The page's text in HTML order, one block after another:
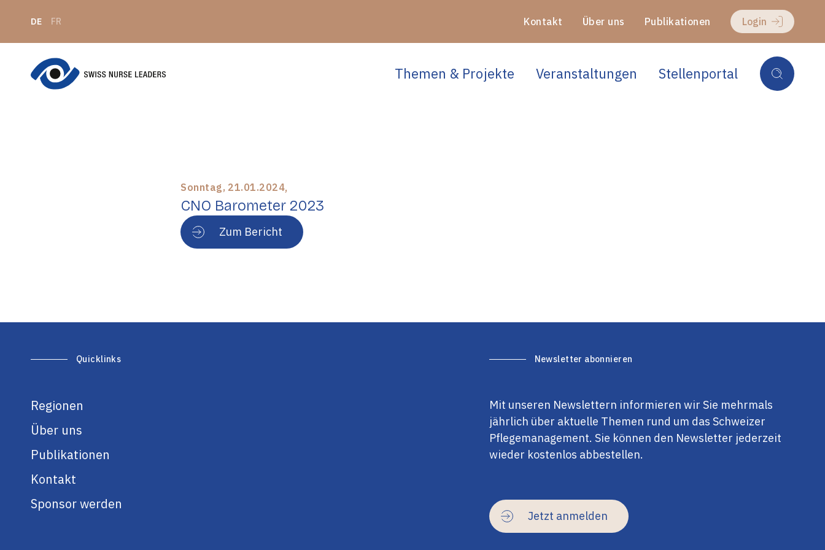
DE FR Kontakt Über uns Publikationen Login
Themen & Projekte Veranstaltungen Stellenportal
Sonntag, 21.01.2024,
CNO Barometer 2023
Zum Bericht
Quicklinks
Regionen
Über uns
Publikationen
Kontakt
Sponsor werden
Newsletter abonnieren
Mit unseren Newslettern informieren wir Sie mehrmals
jährlich über aktuelle Themen rund um das Schweizer
Pflegemanagement. Sie können den Newsletter jederzeit
wieder kostenlos abbestellen.
Jetzt anmelden